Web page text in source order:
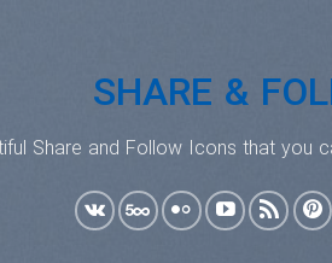
SHARE &
Share and Follow Icons that you